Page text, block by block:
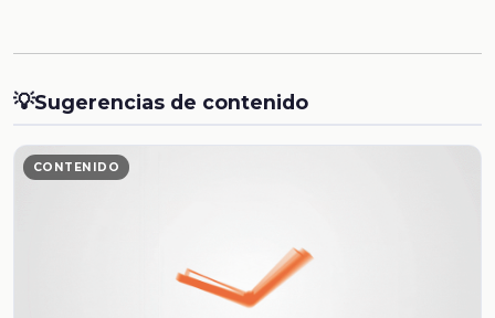
💡Sugerencias de contenido
CONTENIDO